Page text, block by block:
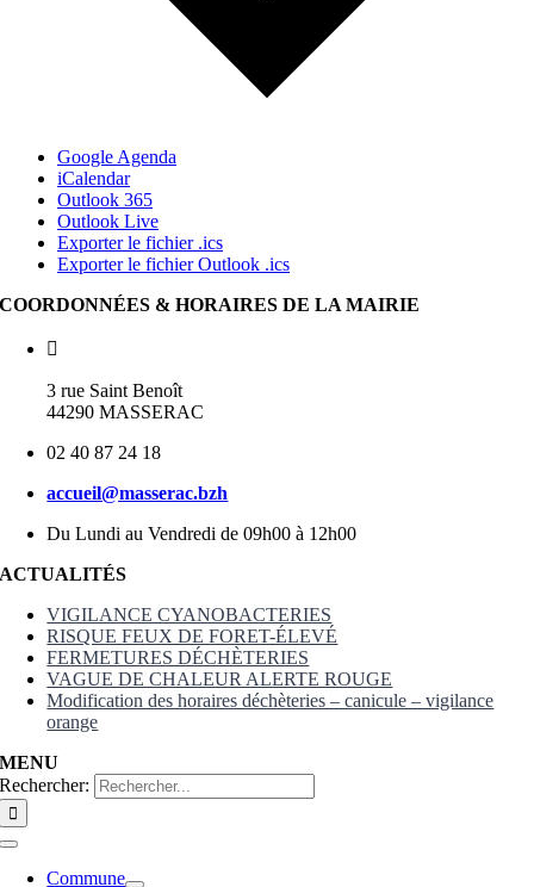
Google Agenda
iCalendar
Outlook 365
Outlook Live
Exporter le fichier .ics
Exporter le fichier Outlook .ics
COORDONNÉES & HORAIRES DE LA MAIRIE
3 rue Saint Benoît
44290 MASSERAC
02 40 87 24 18
accueil@masserac.bzh
Du Lundi au Vendredi de 09h00 à 12h00
ACTUALITÉS
VIGILANCE CYANOBACTERIES
RISQUE FEUX DE FORET-ÉLEVÉ
FERMETURES DÉCHÈTERIES
VAGUE DE CHALEUR ALERTE ROUGE
Modification des horaires déchèteries – canicule – vigilance
orange
MENU
Rechercher:
Commune